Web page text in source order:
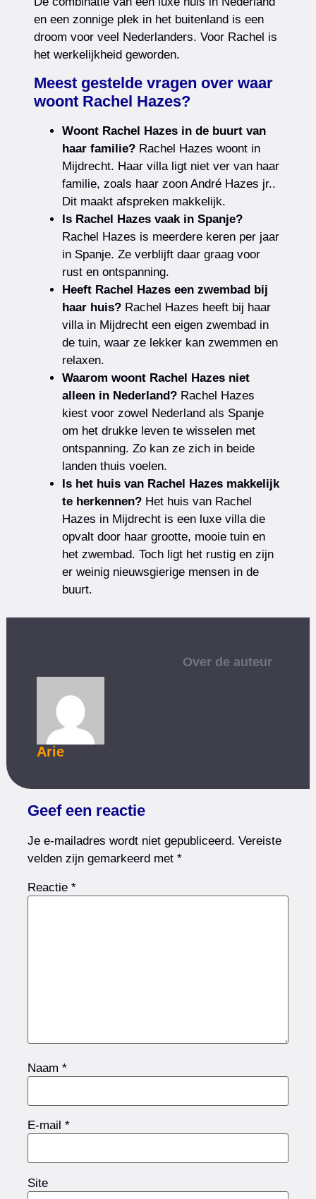
en een zonnige plek in het buitenland is een
droom voor veel Nederlanders. Voor Rachel is
het werkelijkheid geworden.
Meest gestelde vragen over waar
woont Rachel Hazes?
Woont Rachel Hazes in de buurt van
haar familie?Rachel Hazes woont in
Mijdrecht. Haar villa ligt niet ver van haar
familie, zoals haar zoon André Hazes jr..
Dit maakt afspreken makkelijk.
Is Rachel Hazes vaak in Spanje?
Rachel Hazes is meerdere keren per jaar
in Spanje. Ze verblijft daar graag voor
rust en ontspanning.
Heeft Rachel Hazes een zwembad bij
haar huis?Rachel Hazes heeft bij haar
villa in Mijdrecht een eigen zwembad in
de tuin, waar ze lekker kan zwemmen en
relaxen.
Waarom woont Rachel Hazes niet
alleen in Nederland?Rachel Hazes
kiest voor zowel Nederland als Spanje
om het drukke leven te wisselen met
ontspanning. Zo kan ze zich in beide
landen thuis voelen.
Is het huis van Rachel Hazes makkelijk
te herkennen?Het huis van Rachel
Hazes in Mijdrecht is een luxe villa die
opvalt door haar grootte, mooie tuin en
het zwembad. Toch ligt het rustig en zijn
er weinig nieuwsgierige mensen in de
buurt.
Over de auteur
Arie
Geef een reactie
Je e-mailadres wordt niet gepubliceerd. Vereiste
velden zijn gemarkeerd met*
Reactie*
Naam*
E-mail*
Site